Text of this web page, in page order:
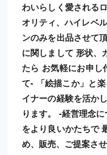
わいらしく愛される
オリティ、ハイレベ
ンのみを出品させて
に関しまして 形状、
たら お気軽にお申し
て- 「絵描こか」と
イナーの経験を活か
ります。 -経営理念
をより良いかたちで
め、販売、ご提案さ